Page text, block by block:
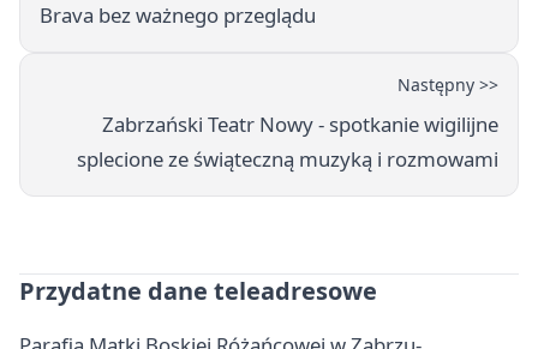
Brava bez ważnego przeglądu
Następny >>
Zabrzański Teatr Nowy - spotkanie wigilijne
splecione ze świąteczną muzyką i rozmowami
Przydatne dane teleadresowe